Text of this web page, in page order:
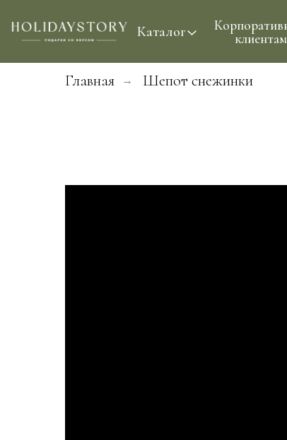
Корпоративным
клиентам
Каталог
Главная → Шепот снежинки